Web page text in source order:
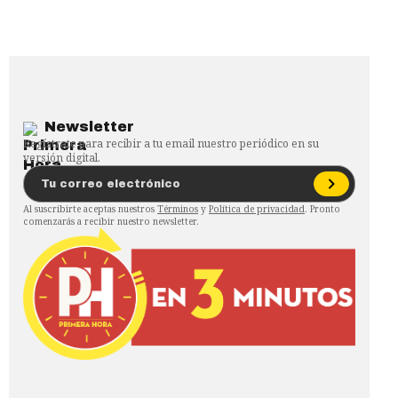
Newsletter
Regístrate para recibir a tu email nuestro periódico en su
versión digital.
Al suscribirte aceptas nuestros Términos y Política de privacidad. Pronto
comenzarás a recibir nuestro newsletter.